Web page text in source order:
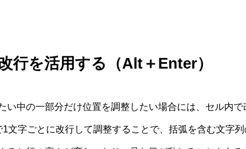
行を活用する（Alt＋Enter）
い中の一部分だけ位置を調整したい場合には、セル内で
1文字ごとに改行して調整することで、括弧を含む文字